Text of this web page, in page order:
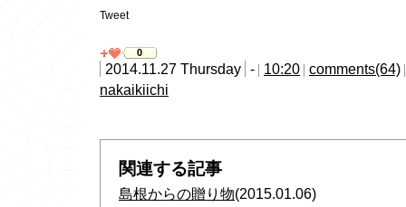
Tweet
0
2014.11.27 Thursday - 10:20 comments(64)
nakaikiichi
関連する記事
島根からの贈り物(2015.01.06)